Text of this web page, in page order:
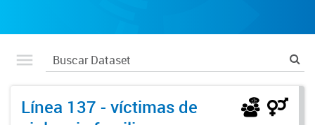
Línea 137 - víctimas de